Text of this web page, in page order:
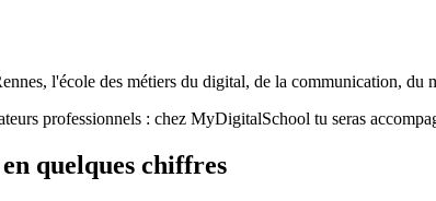
l'école des métiers du digital, de la communication, du
professionnels : chez MyDigitalSchool tu seras
quelques chiffres